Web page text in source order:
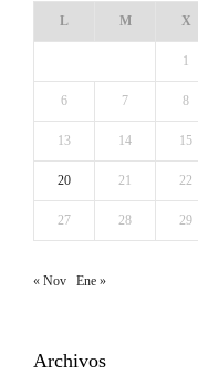
L M X
1
6 7 8
13 14 15
20 21 22
27 28 29
« Nov Ene »
Archivos